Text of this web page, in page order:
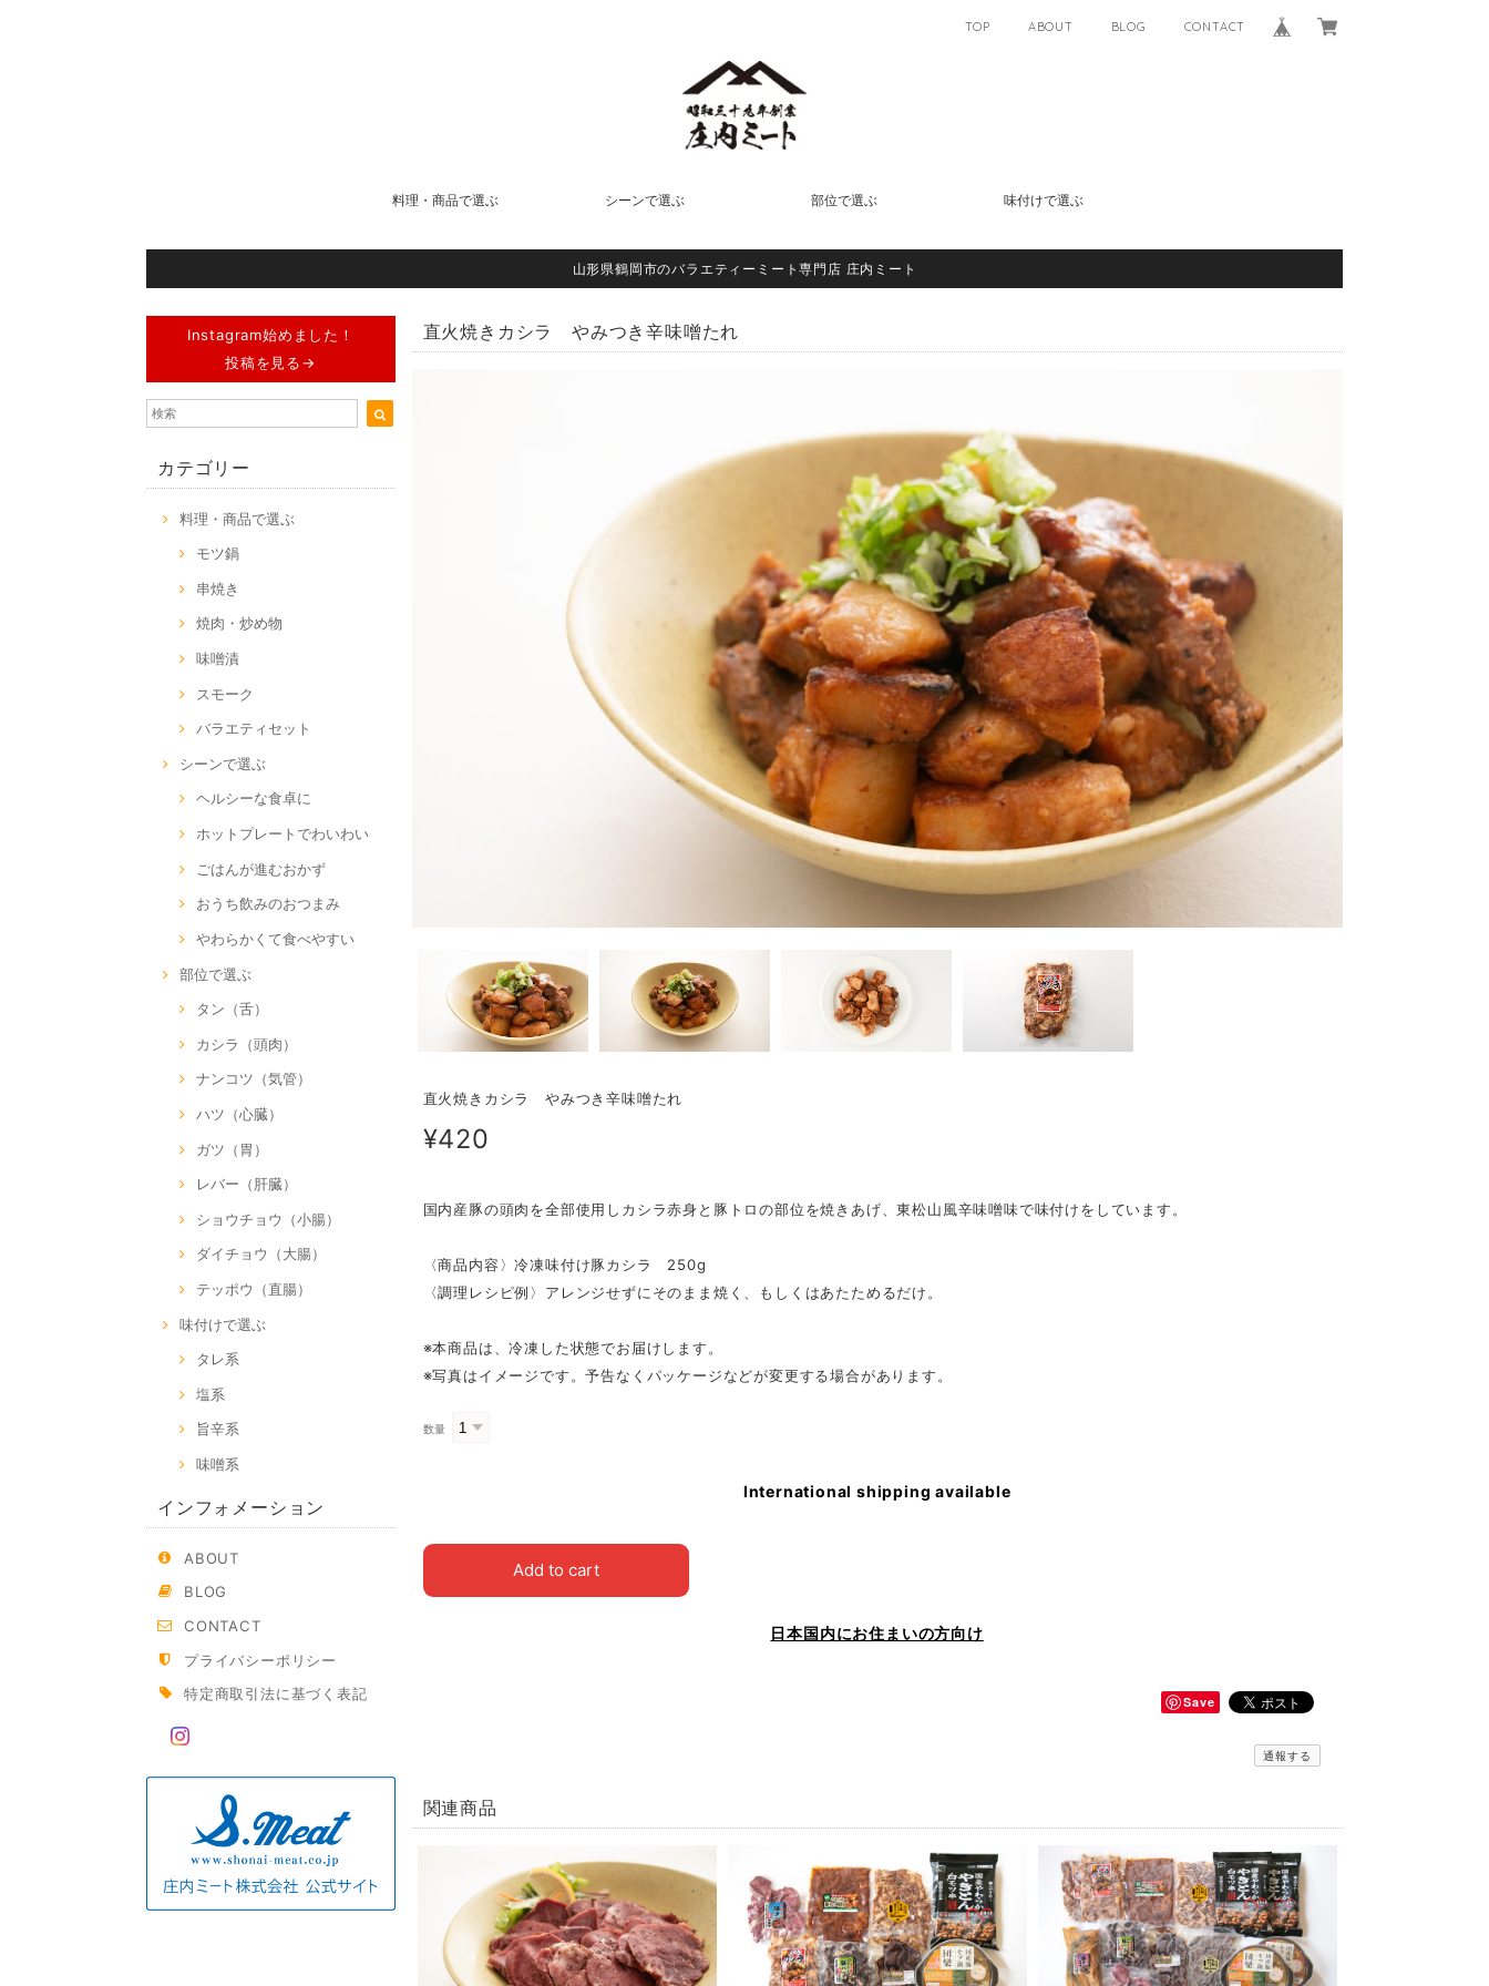
TOP ABOUT BLOG CONTACT
料理・商品で選ぶ シーンで選ぶ 部位で選ぶ 味付けで選ぶ
山形県鶴岡市のバラエティーミート専門店 庄内ミート
Instagram始めました！
投稿を見る→
カテゴリー
料理・商品で選ぶ
モツ鍋
串焼き
焼肉・炒め物
味噌漬
スモーク
バラエティセット
シーンで選ぶ
ヘルシーな食卓に
ホットプレートでわいわい
ごはんが進むおかず
おうち飲みのおつまみ
やわらかくて食べやすい
部位で選ぶ
タン（舌）
カシラ（頭肉）
ナンコツ（気管）
ハツ（心臓）
ガツ（胃）
レバー（肝臓）
ショウチョウ（小腸）
ダイチョウ（大腸）
テッポウ（直腸）
味付けで選ぶ
タレ系
塩系
旨辛系
味噌系
インフォメーション
ABOUT
BLOG
CONTACT
プライバシーポリシー
特定商取引法に基づく表記
直火焼きカシラ やみつき辛味噌たれ
直火焼きカシラ やみつき辛味噌たれ
¥420
国内産豚の頭肉を全部使用しカシラ赤身と豚トロの部位を焼きあげ、東松山風辛味噌味で味付けをしています。
〈商品内容〉冷凍味付け豚カシラ 250g
〈調理レシピ例〉アレンジせずにそのまま焼く、もしくはあたためるだけ。
※本商品は、冷凍した状態でお届けします。
※写真はイメージです。予告なくパッケージなどが変更する場合があります。
数量
International shipping available
Add to cart
日本国内にお住まいの方向け
Save
通報する
関連商品